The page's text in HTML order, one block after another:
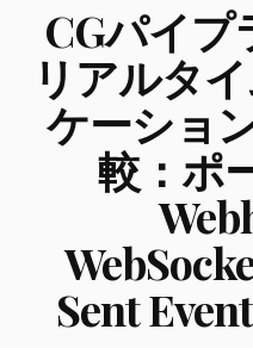
CGパイプ
リアルタ
ケーショ
較：ポ
Sent